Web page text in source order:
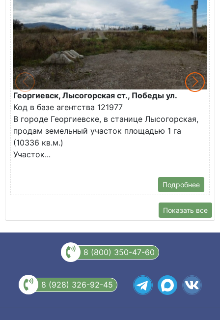
Георгиевск, Лысогорская ст., Победы ул.
Код в базе агентства 121977
В городе Георгиевске, в станице Лысогорская,
продам земельный участок площадью 1 га
(10336 кв.м.)
Участок...
Подробнее
Показать все
8 (800) 350-47-60
8 (928) 326-92-45